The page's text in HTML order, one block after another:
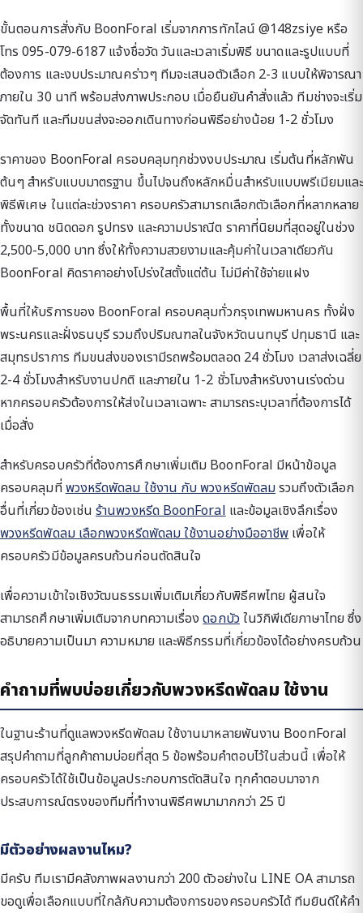
ขั้นตอนการสั่งกับ BoonForal เริ่มจากการทักไลน์ @148zsiye หรือ
โทร 095-079-6187 แจ้งชื่อวัด วันและเวลาเริ่มพิธี ขนาดและรูปแบบที่
ต้องการ และงบประมาณคร่าวๆ ทีมจะเสนอตัวเลือก 2-3 แบบให้พิจารณา
ภายใน 30 นาที พร้อมส่งภาพประกอบ เมื่อยืนยันคำสั่งแล้ว ทีมช่างจะเริ่ม
จัดทันที และทีมขนส่งจะออกเดินทางก่อนพิธีอย่างน้อย 1-2 ชั่วโมง
ราคาของ BoonForal ครอบคลุมทุกช่วงงบประมาณ เริ่มต้นที่หลักพัน
ต้นๆ สำหรับแบบมาตรฐาน ขึ้นไปจนถึงหลักหมื่นสำหรับแบบพรีเมียมและ
พิธีพิเศษ ในแต่ละช่วงราคา ครอบครัวสามารถเลือกตัวเลือกที่หลากหลาย
ทั้งขนาด ชนิดดอก รูปทรง และความปราณีต ราคาที่นิยมที่สุดอยู่ในช่วง
2,500-5,000 บาท ซึ่งให้ทั้งความสวยงามและคุ้มค่าในเวลาเดียวกัน
BoonForal คิดราคาอย่างโปร่งใสตั้งแต่ต้น ไม่มีค่าใช้จ่ายแฝง
พื้นที่ให้บริการของ BoonForal ครอบคลุมทั่วกรุงเทพมหานคร ทั้งฝั่ง
พระนครและฝั่งธนบุรี รวมถึงปริมณฑลในจังหวัดนนทบุรี ปทุมธานี และ
สมุทรปราการ ทีมขนส่งของเรามีรถพร้อมตลอด 24 ชั่วโมง เวลาส่งเฉลี่ย
2-4 ชั่วโมงสำหรับงานปกติ และภายใน 1-2 ชั่วโมงสำหรับงานเร่งด่วน
หากครอบครัวต้องการให้ส่งในเวลาเฉพาะ สามารถระบุเวลาที่ต้องการได้
เมื่อสั่ง
สำหรับครอบครัวที่ต้องการศึกษาเพิ่มเติม BoonForal มีหน้าข้อมูล
ครอบคลุมที่พวงหรีดพัดลม ใช้งาน กับ พวงหรีดพัดลมรวมถึงตัวเลือก
อื่นที่เกี่ยวข้องเช่นร้านพวงหรีด BoonForalและข้อมูลเชิงลึกเรื่อง
พวงหรีดพัดลม เลือกพวงหรีดพัดลม ใช้งานอย่างมืออาชีพเพื่อให้
ครอบครัวมีข้อมูลครบถ้วนก่อนตัดสินใจ
เพื่อความเข้าใจเชิงวัฒนธรรมเพิ่มเติมเกี่ยวกับพิธีศพไทย ผู้สนใจ
สามารถศึกษาเพิ่มเติมจากบทความเรื่องดอกบัวในวิกิพีเดียภาษาไทย ซึ่ง
อธิบายความเป็นมา ความหมาย และพิธีกรรมที่เกี่ยวข้องได้อย่างครบถ้วน
คำถามที่พบบ่อยเกี่ยวกับพวงหรีดพัดลม ใช้งาน
ในฐานะร้านที่ดูแลพวงหรีดพัดลม ใช้งานมาหลายพันงาน BoonForal
สรุปคำถามที่ลูกค้าถามบ่อยที่สุด 5 ข้อพร้อมคำตอบไว้ในส่วนนี้ เพื่อให้
ครอบครัวได้ใช้เป็นข้อมูลประกอบการตัดสินใจ ทุกคำตอบมาจาก
ประสบการณ์ตรงของทีมที่ทำงานพิธีศพมามากกว่า 25 ปี
มีตัวอย่างผลงานไหม?
มีครับ ทีมเรามีคลังภาพผลงานกว่า 200 ตัวอย่างใน LINE OA สามารถ
ขอดูเพื่อเลือกแบบที่ใกล้กับความต้องการของครอบครัวได้ ทีมยินดีให้คำ